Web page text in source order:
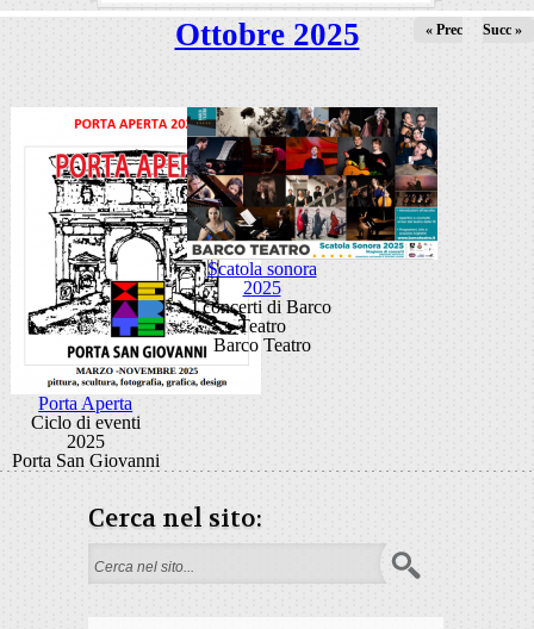
Ottobre 2025 « Prec Succ »
Porta Aperta
Ciclo di eventi
2025
Porta San Giovanni
Scatola sonora
2025
I concerti di Barco
Teatro
Barco Teatro
Cerca nel sito:
Form di ricerca